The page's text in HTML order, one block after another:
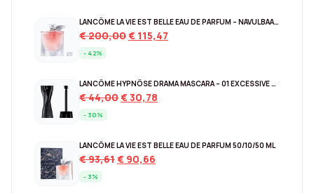
LANCÔME LA VIE EST BELLE EAU DE PARFUM – NAVULBAAR 150 ML
€200,00Original
€ 200,00.
€ 115,47
- 42%
LANCÔME HYPNÔSE DRAMA MASCARA – 01 EXCESSIVE BLACK
€44,00Original
€30,78
- 30%
LANCÔME LA VIE EST BELLE EAU DE PARFUM 50/10/50 ML
€93,61Original
€ 90,66
- 3%